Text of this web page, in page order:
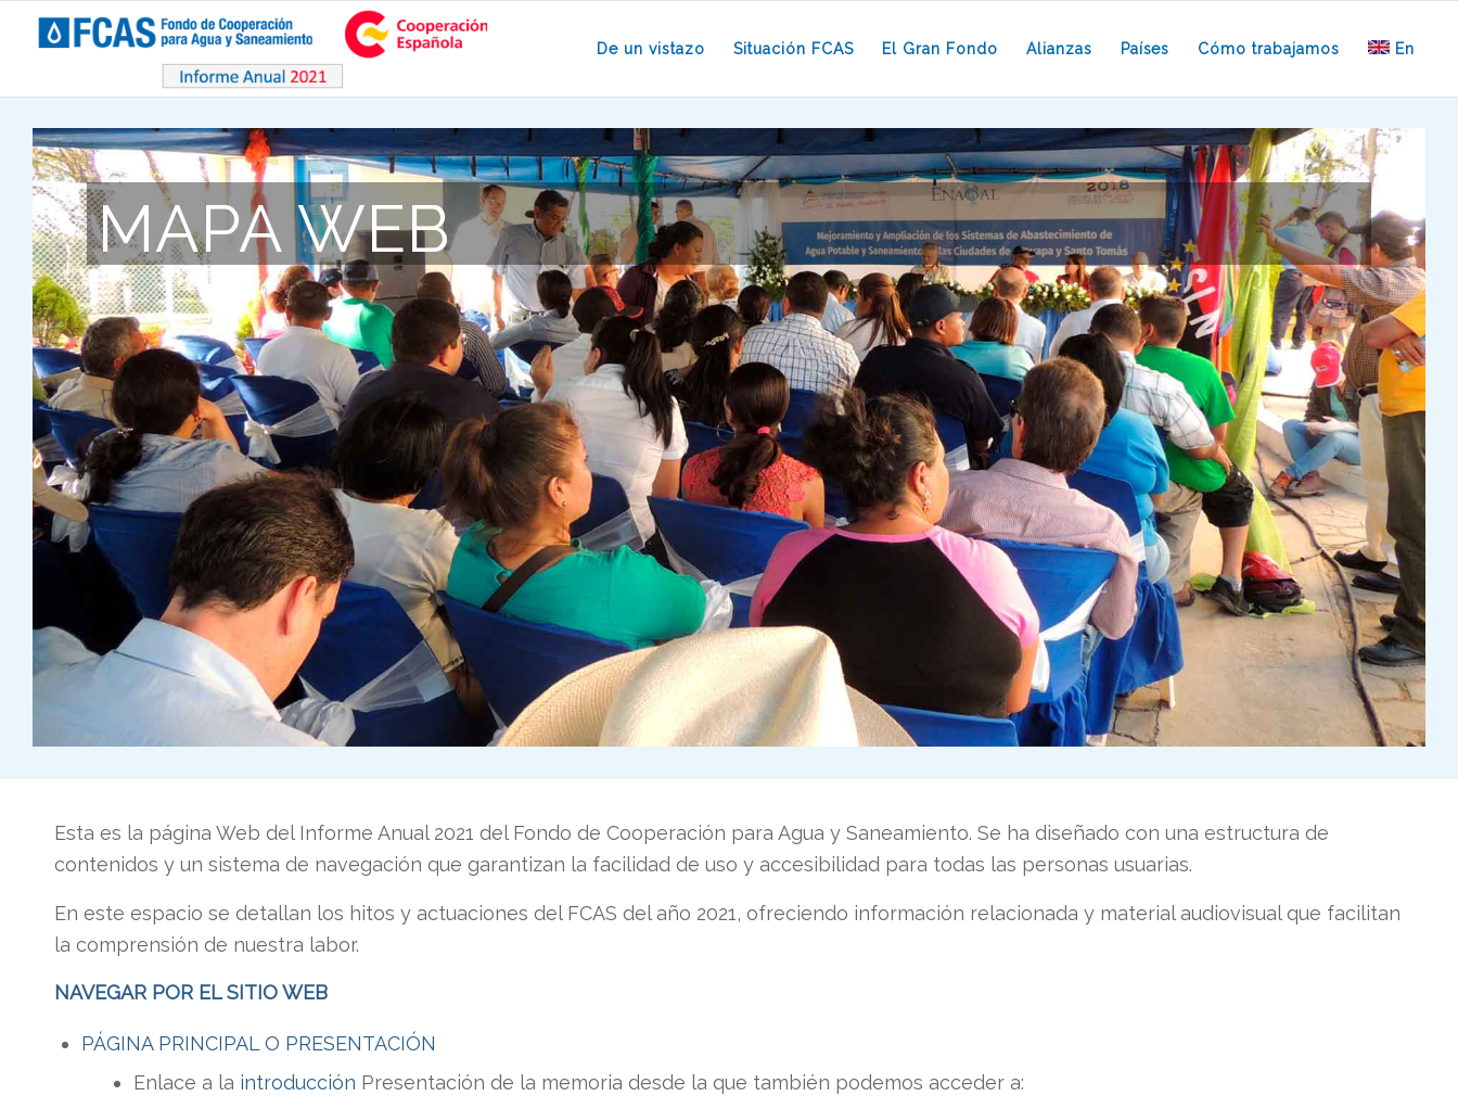
De un vistazo Situación FCAS El Gran Fondo Alianzas Países Cómo trabajamos En
MAPA WEB
Esta es la página Web del Informe Anual 2021 del Fondo de Cooperación para Agua y Saneamiento. Se ha diseñado con una estructura de
contenidos y un sistema de navegación que garantizan la facilidad de uso y accesibilidad para todas las personas usuarias.
En este espacio se detallan los hitos y actuaciones del FCAS del año 2021, ofreciendo información relacionada y material audiovisual que facilitan
la comprensión de nuestra labor.
NAVEGAR POR EL SITIO WEB
PÁGINA PRINCIPAL O PRESENTACIÓN
Enlace a la introducción Presentación de la memoria desde la que también podemos acceder a: